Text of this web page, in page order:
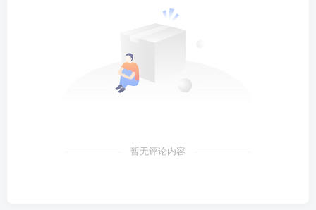
暂无评论内容